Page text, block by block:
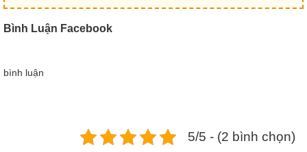
Bình Luận Facebook
bình luận
5/5 - (2 bình chọn)